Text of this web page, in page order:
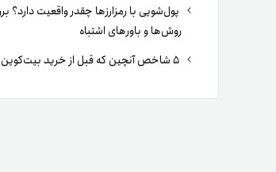
پول‌شویی با رمزارزها چقدر واقعیت دارد؟
روش‌ها و باورهای اشتباه